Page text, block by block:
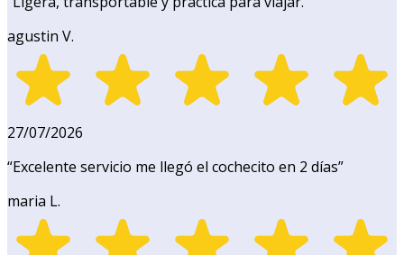
agustin V.
27/07/2026
“Excelente servicio me llegó el cochecito en 2 días”
maria L.